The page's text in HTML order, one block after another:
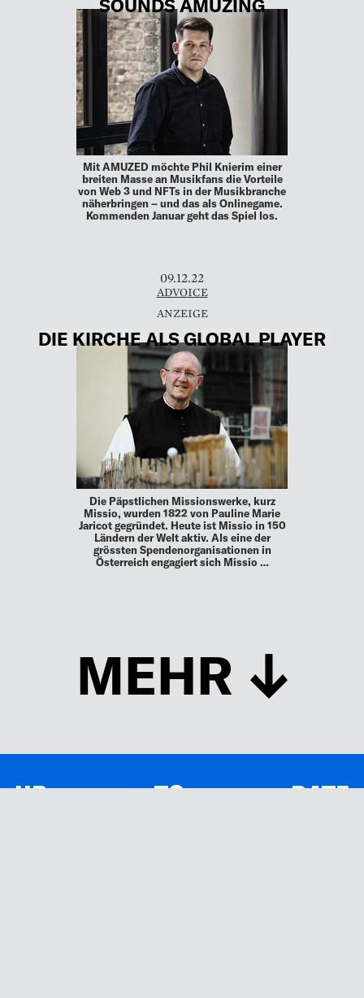
SOUNDS AMUZING
Mit AMUZED möchte Phil Knierim einer
breiten Masse an Musikfans die Vorteile
von Web 3 und NFTs in der Musikbranche
näherbringen – und das als Onlinegame.
Kommenden Januar geht das Spiel los.
09.12.22
ADVOICE
DIE KIRCHE ALS GLOBAL PLAYER
Die Päpstlichen Missionswerke, kurz
Missio, wurden 1822 von Pauline Marie
Jaricot gegründet. Heute ist Missio in 150
Ländern der Welt aktiv. Als eine der
grössten Spendenorganisationen in
Österreich engagiert sich Missio …
MEHR
UP TO DATE